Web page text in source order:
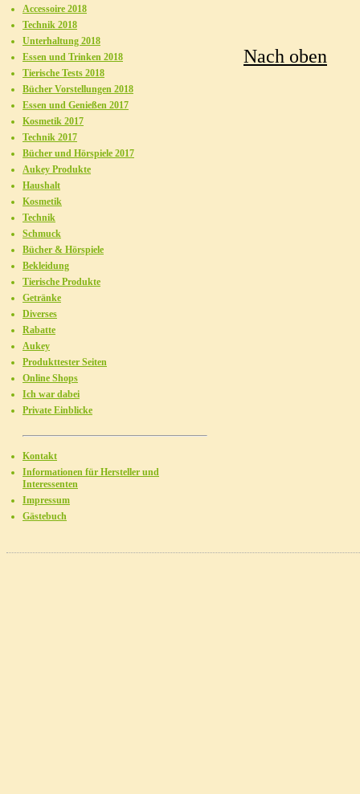
Nach oben
Accessoire 2018
Technik 2018
Unterhaltung 2018
Essen und Trinken 2018
Tierische Tests 2018
Bücher Vorstellungen 2018
Essen und Genießen 2017
Kosmetik 2017
Technik 2017
Bücher und Hörspiele 2017
Aukey Produkte
Haushalt
Kosmetik
Technik
Schmuck
Bücher & Hörspiele
Bekleidung
Tierische Produkte
Getränke
Diverses
Rabatte
Aukey
Produkttester Seiten
Online Shops
Ich war dabei
Private Einblicke
Kontakt
Informationen für Hersteller und
Interessenten
Impressum
Gästebuch